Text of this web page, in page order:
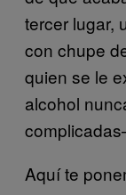
tercer lugar,
con chupe
quien se le
alcohol
Aquí te